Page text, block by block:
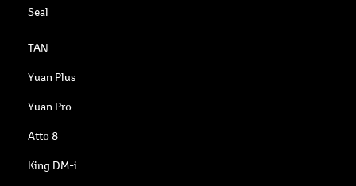
Seal
TAN
Yuan Plus
Yuan Pro
Atto 8
King DM-i